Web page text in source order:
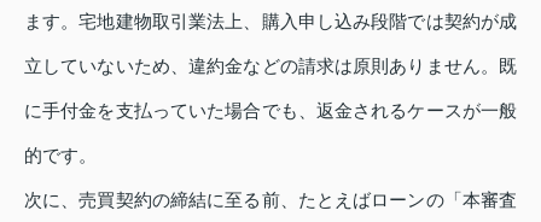
ます。宅地建物取引業法上、購入申し込み段階では契約が成
立していないため、違約金などの請求は原則ありません。既
に手付金を支払っていた場合でも、返金されるケースが一般
的です。
次に、売買契約の締結に至る前、たとえばローンの「本審査